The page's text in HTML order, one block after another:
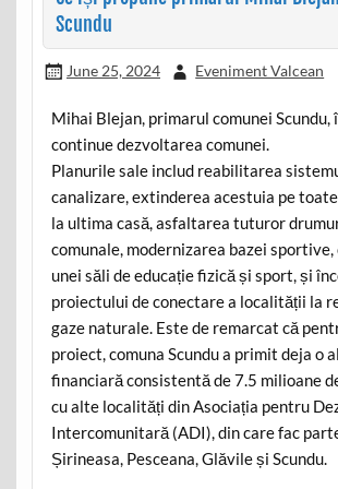
Scundu
June 25, 2024 Eveniment Valcean
Mihai Blejan, primarul comunei Scundu,
continue dezvoltarea comunei.
Planurile sale includ reabilitarea
canalizare, extinderea acestuia pe
la ultima casă, asfaltarea tuturor
comunale, modernizarea bazei
unei săli de educație fizică și sport, și
proiectului de conectare a localității la
gaze naturale. Este de remarcat că
proiect, comuna Scundu a primit deja o
financiară consistentă de 7.5 milioane
cu alte localități din Asociația pentru
Intercomunitară (ADI), din care fac
Șirineasa, Pesceana, Glăvile și Scundu.